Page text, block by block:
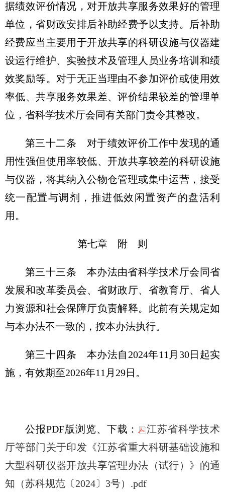
据绩效评价情况，对开放共享服务效果好的管理
单位，省财政安排后补助经费予以支持。后补助
经费应当主要用于开放共享的科研设施与仪器建
设运行维护、实验技术及管理人员业务培训和绩
效奖励等。对于无正当理由不参加评价或使用效
率低、共享服务效果差、评价结果较差的管理单
位，省科学技术厅会同有关部门责令其整改。
第三十二条 对于绩效评价工作中发现的通
用性强但使用率较低、开放共享较差的科研设施
与仪器，将其纳入公物仓管理或集中运营，接受
统一配置与调剂，推进低效闲置资产的盘活利
用。
第七章 附 则
第三十三条 本办法由省科学技术厅会同省
发展和改革委员会、省财政厅、省教育厅、省人
力资源和社会保障厅负责解释。此前有关规定如
与本办法不一致的，按本办法执行。
第三十四条 本办法自2024年11月30日起实
施，有效期至2026年11月29日。
公报PDF版浏览、下载：
江苏省科学技术
厅等部门关于印发《江苏省重大科研基础设施和
大型科研仪器开放共享管理办法（试行）》的通
知（苏科规范〔2024〕3号）.pdf